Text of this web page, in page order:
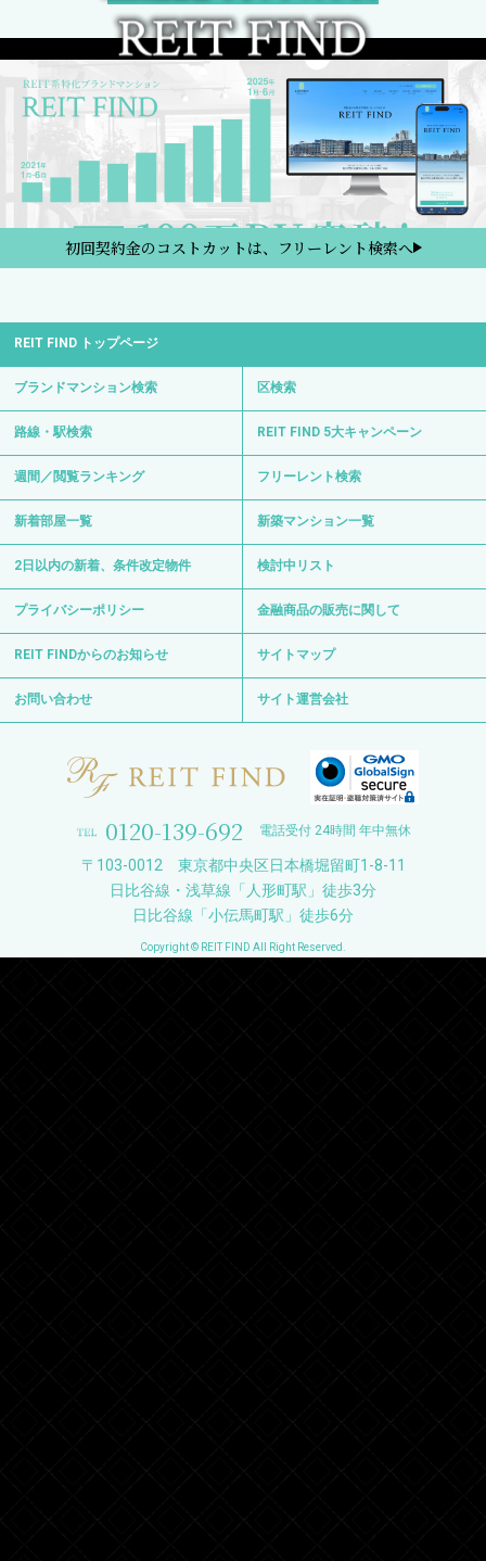
初回契約金のコストカットは、フリーレント検索へ
REIT FIND トップページ
ブランドマンション検索 区検索
路線・駅検索 REIT FIND 5大キャンペーン
週間／閲覧ランキング フリーレント検索
新着部屋一覧 新築マンション一覧
2日以内の新着、条件改定物件 検討中リスト
プライバシーポリシー 金融商品の販売に関して
REIT FINDからのお知らせ サイトマップ
お問い合わせ サイト運営会社
0120-139-692 電話受付 24時間 年中無休
〒103-0012 東京都中央区日本橋堀留町1-8-11
日比谷線・浅草線「人形町駅」徒歩3分
日比谷線「小伝馬町駅」徒歩6分
Copyright © REIT FIND All Right Reserved.